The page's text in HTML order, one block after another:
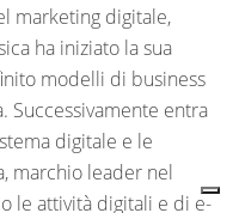
marketing digitale,
ha iniziato la sua
modelli di business
Successivamente entra
digitale e le
marchio leader nel
le attività digitali e di e-